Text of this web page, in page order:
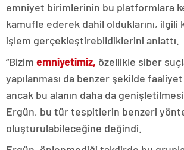
emniyet birimlerinin bu platformlara
kamufle ederek dahil olduklarını, ilgili
işlem gerçekleştirebildiklerini anlattı.
“Bizim emniyetimiz, özellikle siber
yapılanması da benzer şekilde
ancak bu alanın daha da genişletilmesi
Ergün, bu tür tespitlerin benzeri
oluşturulabileceğine değindi.